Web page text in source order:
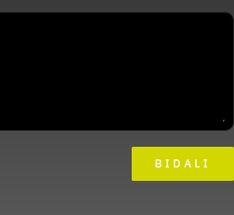
BIDALI